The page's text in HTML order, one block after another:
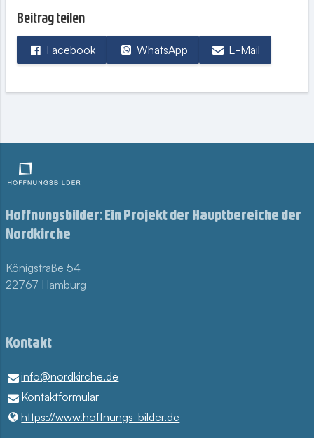
Beitrag teilen
Facebook WhatsApp E-Mail
Hoffnungsbilder: Ein Projekt der Hauptbereiche der
Nordkirche
Königstraße 54
22767 Hamburg
Kontakt
info@​nordkirche.​de
Kontaktformular
https://www.​hoffnungs-bilder.​de